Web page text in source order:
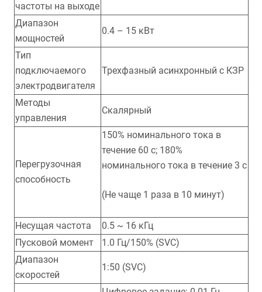
частоты на выходе
Диапазон
мощностей
0.4 – 15 кВт
Тип
подключаемого
электродвигателя
Трехфазный асинхронный с КЗР
Методы
управления
Скалярный
Перегрузочная
способность
150% номинального тока в
течение 60 с; 180%
номинального тока в течение 3 с
(Не чаще 1 раза в 10 минут)
Несущая частота
0.5 ~ 16 кГц
Пусковой момент
1.0 Гц/150% (SVC)
Диапазон
скоростей
1:50 (SVC)